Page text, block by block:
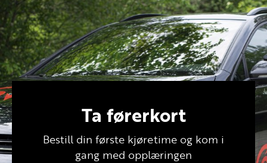
Ta førerkort
Bestill din første kjøretime og kom i
gang med opplæringen